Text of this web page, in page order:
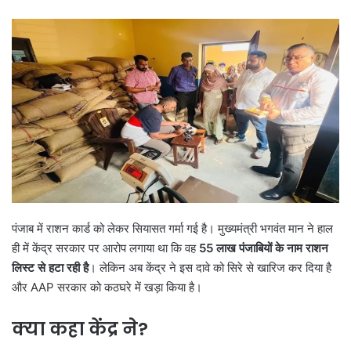
पंजाब में राशन कार्ड को लेकर सियासत गर्मा गई है। मुख्यमंत्री भगवंत मान ने हाल
ही में केंद्र सरकार पर आरोप लगाया था कि वह 55लाख पंजाबियों के नाम राशन
लिस्ट से हटा रही है। लेकिन अब केंद्र ने इस दावे को सिरे से खारिज कर दिया है
और AAP सरकार को कठघरे में खड़ा किया है।
क्या कहा केंद्र ने?